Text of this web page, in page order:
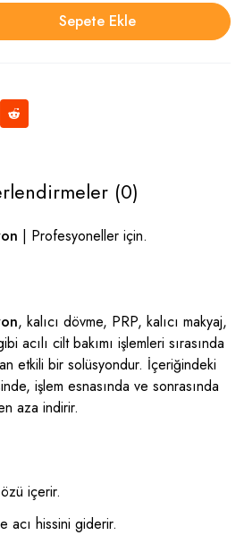
Sepete Ekle
(0)
| Profesyoneller için.
, kalıcı dövme, PRP, kalıcı makyaj,
acılı cilt bakımı işlemleri sırasında
etkili bir solüsyondur. İçeriğindeki
işlem esnasında ve sonrasında
aza indirir.
içerir.
acı hissini giderir.